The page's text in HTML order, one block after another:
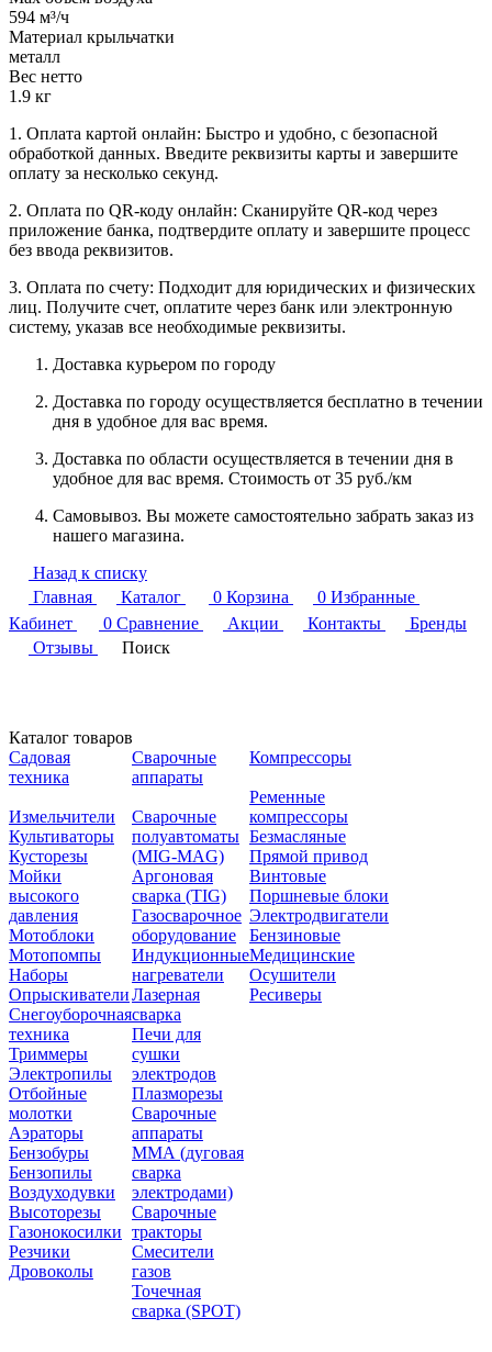
594 м³/ч
Материал крыльчатки
металл
Вес нетто
1.9 кг
1. Оплата картой онлайн: Быстро и удобно, с безопасной
обработкой данных. Введите реквизиты карты и завершите
оплату за несколько секунд.
2. Оплата по QR-коду онлайн: Сканируйте QR-код через
приложение банка, подтвердите оплату и завершите процесс
без ввода реквизитов.
3. Оплата по счету: Подходит для юридических и физических
лиц. Получите счет, оплатите через банк или электронную
систему, указав все необходимые реквизиты.
Доставка курьером по городу
Доставка по городу осуществляется бесплатно в течении
дня в удобное для вас время.
Доставка по области осуществляется в течении дня в
удобное для вас время. Стоимость от 35 руб./км
Самовывоз. Вы можете самостоятельно забрать заказ из
нашего магазина.
Назад к списку
Главная
Каталог 0 Корзина 0 Избранные
Кабинет
0 Сравнение Акции Контакты
Бренды
Отзывы
Поиск
Каталог товаров
Садовая
техника
Измельчители
Культиваторы
Кусторезы
Мойки
высокого
давления
Мотоблоки
Мотопомпы
Наборы
Опрыскиватели
Снегоуборочная
техника
Триммеры
Электропилы
Отбойные
молотки
Аэраторы
Бензобуры
Бензопилы
Воздуходувки
Высоторезы
Газонокосилки
Резчики
Дровоколы
Сварочные
аппараты
Сварочные
полуавтоматы
(MIG-MAG)
Аргоновая
сварка (TIG)
Газосварочное
оборудование
Индукционные
нагреватели
Лазерная
сварка
Печи для
сушки
электродов
Плазморезы
Сварочные
аппараты
ММА (дуговая
сварка
электродами)
Сварочные
тракторы
Смесители
газов
Точечная
сварка (SPOT)
Компрессоры
Ременные
компрессоры
Безмасляные
Прямой привод
Винтовые
Поршневые блоки
Электродвигатели
Бензиновые
Медицинские
Осушители
Ресиверы